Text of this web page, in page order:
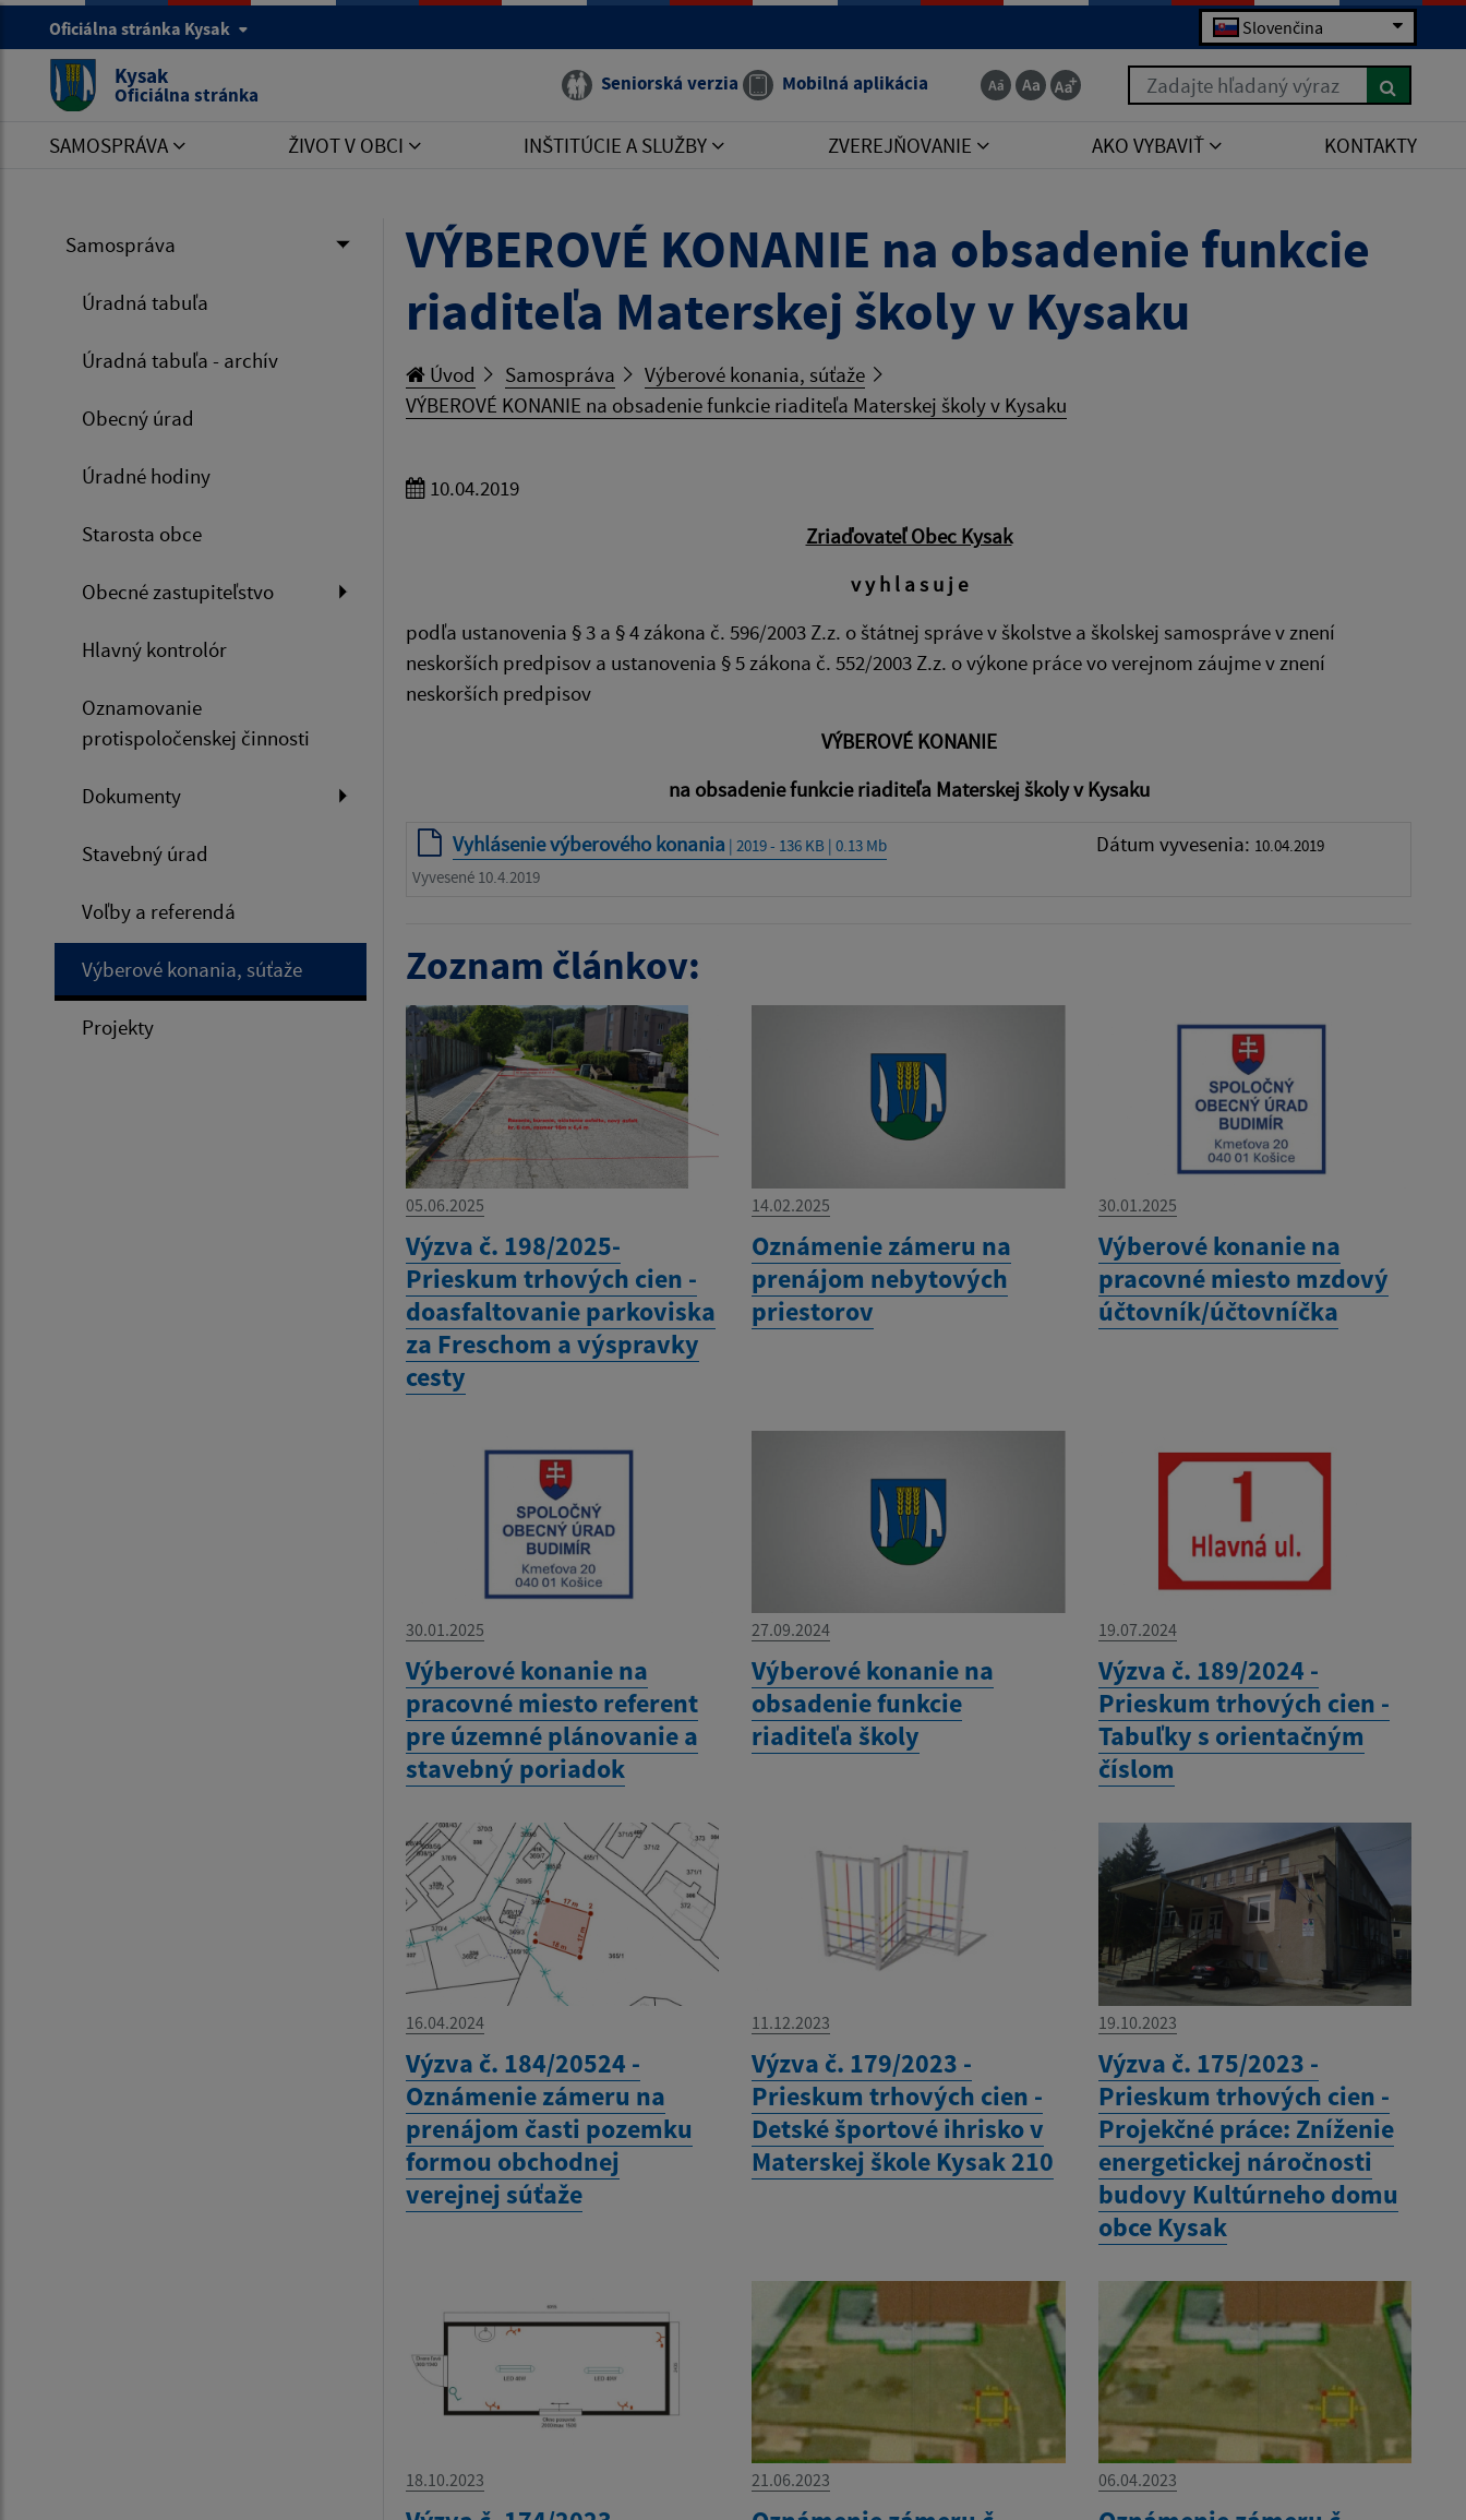
Oficiálna stránka Kysak Slovenčina
Kysak
Oficiálna stránka Seniorská verzia Mobilná aplikácia Zadajte hľadaný výraz
SAMOSPRÁVA ŽIVOT V OBCI INŠTITÚCIE A SLUŽBY ZVEREJŇOVANIE AKO VYBAVIŤ KONTAKTY
Samospráva
Úradná tabuľa
Úradná tabuľa - archív
Obecný úrad
Úradné hodiny
Starosta obce
Obecné zastupiteľstvo
Hlavný kontrolór
Oznamovanie
protispoločenskej činnosti
Dokumenty
Stavebný úrad
Voľby a referendá
Výberové konania, súťaže
Projekty
VÝBEROVÉ KONANIE na obsadenie funkcie
riaditeľa Materskej školy v Kysaku
Úvod Samospráva
Výberové konania, súťaže
VÝBEROVÉ KONANIE na obsadenie funkcie riaditeľa Materskej školy v Kysaku
10.04.2019
Zriaďovateľ Obec Kysak
v y h l a s u j e
podľa ustanovenia § 3 a § 4 zákona č. 596/2003 Z.z. o štátnej správe v školstve a školskej samospráve v znení
neskorších predpisov a ustanovenia § 5 zákona č. 552/2003 Z.z. o výkone práce vo verejnom záujme v znení
neskorších predpisov
VÝBEROVÉ KONANIE
na obsadenie funkcie riaditeľa Materskej školy v Kysaku
Vyhlásenie výberového konania | 2019 - 136 KB | 0.13 Mb Dátum vyvesenia: 10.04.2019
Vyvesené 10.4.2019
Zoznam článkov:
05.06.2025
Výzva č. 198/2025-
Prieskum trhových cien -
doasfaltovanie parkoviska
za Freschom a výspravky
cesty
14.02.2025
Oznámenie zámeru na
prenájom nebytových
priestorov
30.01.2025
Výberové konanie na
pracovné miesto mzdový
účtovník/účtovníčka
30.01.2025
Výberové konanie na
pracovné miesto referent
pre územné plánovanie a
stavebný poriadok
27.09.2024
Výberové konanie na
obsadenie funkcie
riaditeľa školy
19.07.2024
Výzva č. 189/2024 -
Prieskum trhových cien -
Tabuľky s orientačným
číslom
16.04.2024
Výzva č. 184/20524 -
Oznámenie zámeru na
prenájom časti pozemku
formou obchodnej
verejnej súťaže
11.12.2023
Výzva č. 179/2023 -
Prieskum trhových cien -
Detské športové ihrisko v
Materskej škole Kysak 210
19.10.2023
Výzva č. 175/2023 -
Prieskum trhových cien -
Projekčné práce: Zníženie
energetickej náročnosti
budovy Kultúrneho domu
obce Kysak
18.10.2023 21.06.2023 06.04.2023